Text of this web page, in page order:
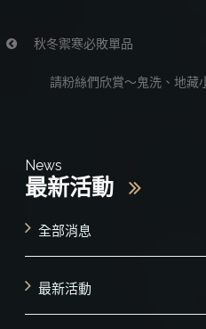
秋冬禦寒必敗單品
請粉絲們欣賞～鬼洗、地藏
News
最新活動
全部消息
最新活動